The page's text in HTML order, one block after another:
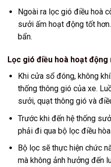
Ngoài ra lọc gió điều hoà
sưởi ấm hoạt động tốt
bẩn.
Lọc gió điều hoà hoạt động
Khi cửa sổ đóng, không
thống thông gió của xe.
sưởi, quạt thông gió và
Trước khi đến hệ thống
phải đi qua bộ lọc điều
Bộ lọc sẽ thực hiện chức
mà không ảnh hưởng đến